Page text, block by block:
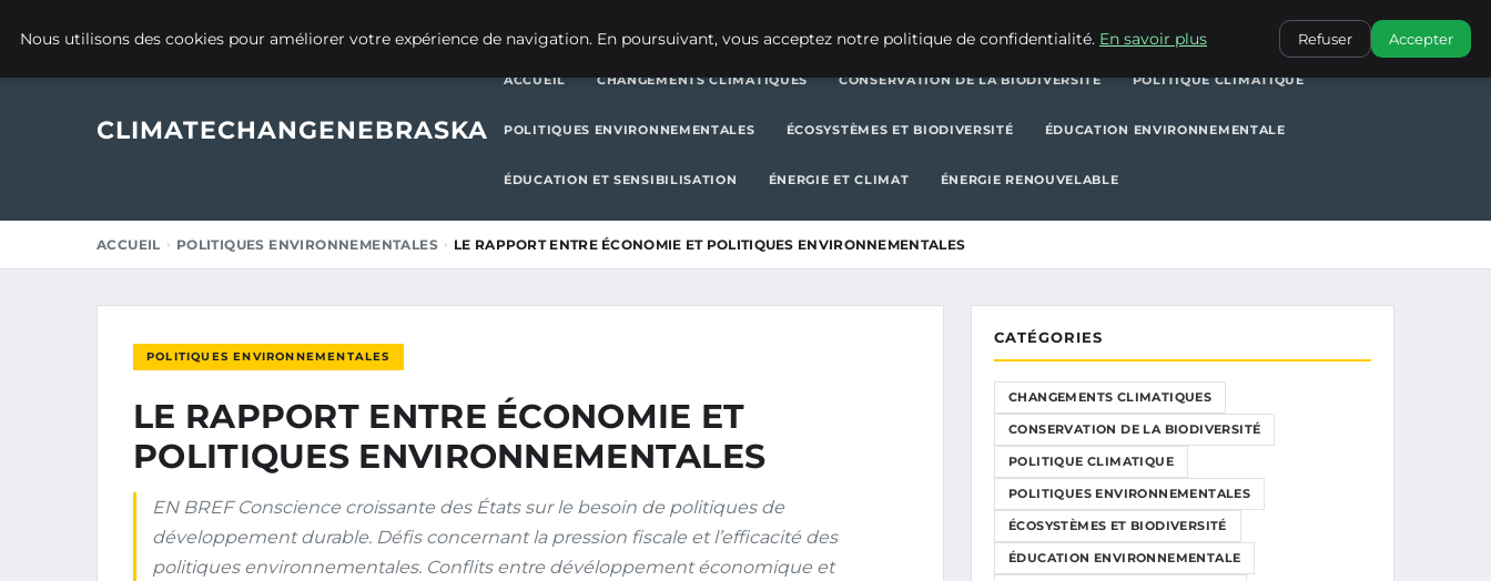
POLITIQUES ENVIRONNEMENTALES
CLIMATECHANGENEBRASKA
ACCUEIL CHANGEMENTS CLIMATIQUES CONSERVATION DE LA BIODIVERSITÉ POLITIQUE CLIMATIQUE
POLITIQUES ENVIRONNEMENTALES ÉCOSYSTÈMES ET BIODIVERSITÉ ÉDUCATION ENVIRONNEMENTALE
ÉDUCATION ET SENSIBILISATION ÉNERGIE ET CLIMAT ÉNERGIE RENOUVELABLE
ACCUEIL POLITIQUES ENVIRONNEMENTALES LE RAPPORT ENTRE ÉCONOMIE ET POLITIQUES ENVIRONNEMENTALES
POLITIQUES ENVIRONNEMENTALES
LE RAPPORT ENTRE ÉCONOMIE ET
POLITIQUES ENVIRONNEMENTALES
EN BREF Conscience croissante des États sur le besoin de politiques de
développement durable. Défis concernant la pression fiscale et l’efficacité des
politiques environnementales. Conflits entre dévéloppement économique et
CATÉGORIES
CHANGEMENTS CLIMATIQUES
CONSERVATION DE LA BIODIVERSITÉ
POLITIQUE CLIMATIQUE
POLITIQUES ENVIRONNEMENTALES
ÉCOSYSTÈMES ET BIODIVERSITÉ
ÉDUCATION ENVIRONNEMENTALE
Nous utilisons des cookies pour améliorer votre expérience de navigation. En poursuivant, vous acceptez notre politique de confidentialité. En savoir plus Refuser Accepter